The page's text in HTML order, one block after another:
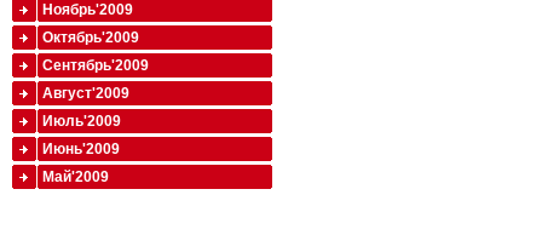
Ноябрь'2009
Октябрь'2009
Сентябрь'2009
Август'2009
Июль'2009
Июнь'2009
Май'2009